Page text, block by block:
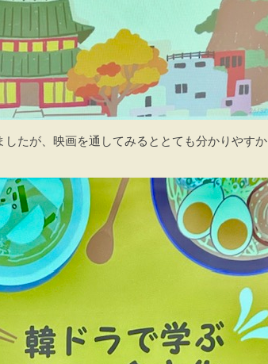
たが、映画を通してみるととても分かりやすか